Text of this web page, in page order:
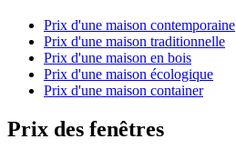
Prix d'une maison contemporaine
Prix d'une maison traditionnelle
Prix d'une maison en bois
Prix d'une maison écologique
Prix d'une maison container
Prix des fenêtres